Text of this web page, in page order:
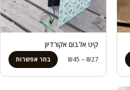
קיט אלבום אקורדיון
₪27
–
₪45
מחירים:
בחר אפשרות